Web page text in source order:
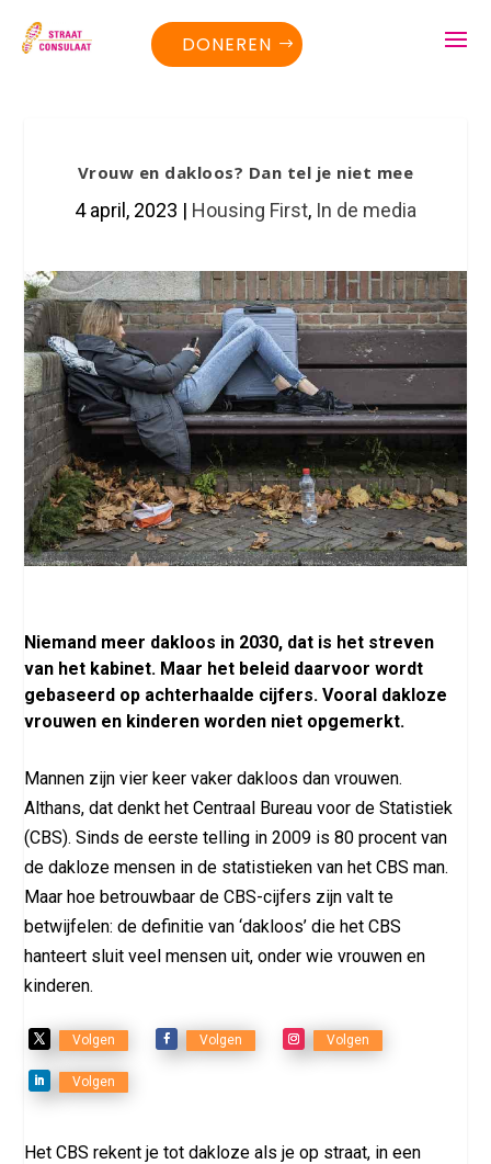
DONEREN
Vrouw en dakloos? Dan tel je niet mee
4 april, 2023 | Housing First, In de media
Niemand meer dakloos in 2030, dat is het streven
van het kabinet. Maar het beleid daarvoor wordt
gebaseerd op achterhaalde cijfers. Vooral dakloze
vrouwen en kinderen worden niet opgemerkt.
Mannen zijn vier keer vaker dakloos dan vrouwen.
Althans, dat denkt het Centraal Bureau voor de Statistiek
(CBS). Sinds de eerste telling in 2009 is 80 procent van
de dakloze mensen in de statistieken van het CBS man.
Maar hoe betrouwbaar de CBS-cijfers zijn valt te
betwijfelen: de definitie van ‘dakloos’ die het CBS
hanteert sluit veel mensen uit, onder wie vrouwen en
kinderen.
Volgen Volgen Volgen
Volgen
Het CBS rekent je tot dakloze als je op straat, in een